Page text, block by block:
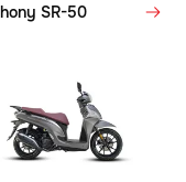
SR-50